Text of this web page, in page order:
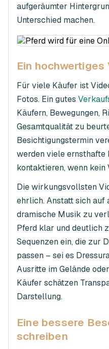
aufgeräumter
Unterschied machen.
Ein
Für viele Käufer ist
Fotos. Ein gutes
Käufern, Bewegungen,
Gesamtqualität zu
Besichtigungstermin
werden viele ernsthafte
kontaktieren, wenn
Die wirkungsvollsten
ehrlich. Anstatt sich auf
dramische Musik zu
Pferd klar und deutlich
Sequenzen ein, die zur
passen – sei es
Ausritte im Gelände
Käufer schätzen
Darstellung.
Eine bessere
schreiben